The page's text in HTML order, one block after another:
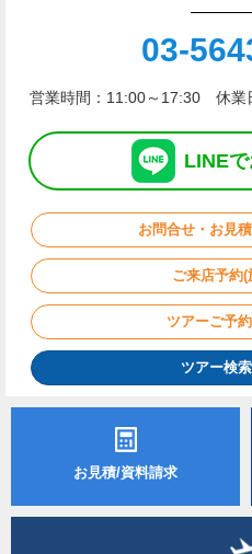
03-
営業時間：11:00～17:30 休業
LINEで
お問合せ・お見
ご来店予約(
ツアーご予
ツアー検
お見積/資料請求